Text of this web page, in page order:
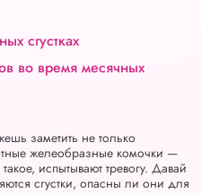
сгустках
во время месячных
заметить не только
желеобразные комочки —
испытывают тревогу. Давай
сгустки, опасны ли они для